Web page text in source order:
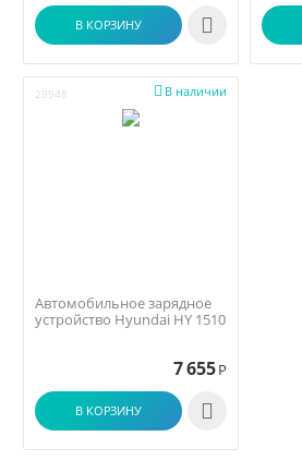
В КОРЗИНУ 
29948 В наличии

Автомобильное зарядное
устройство Hyundai HY 1510
7 655 Р
В КОРЗИНУ 